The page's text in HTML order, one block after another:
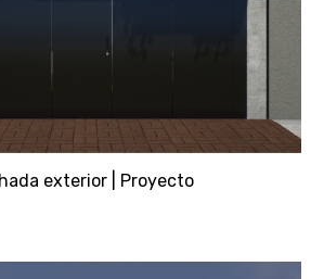
exterior | Proyecto